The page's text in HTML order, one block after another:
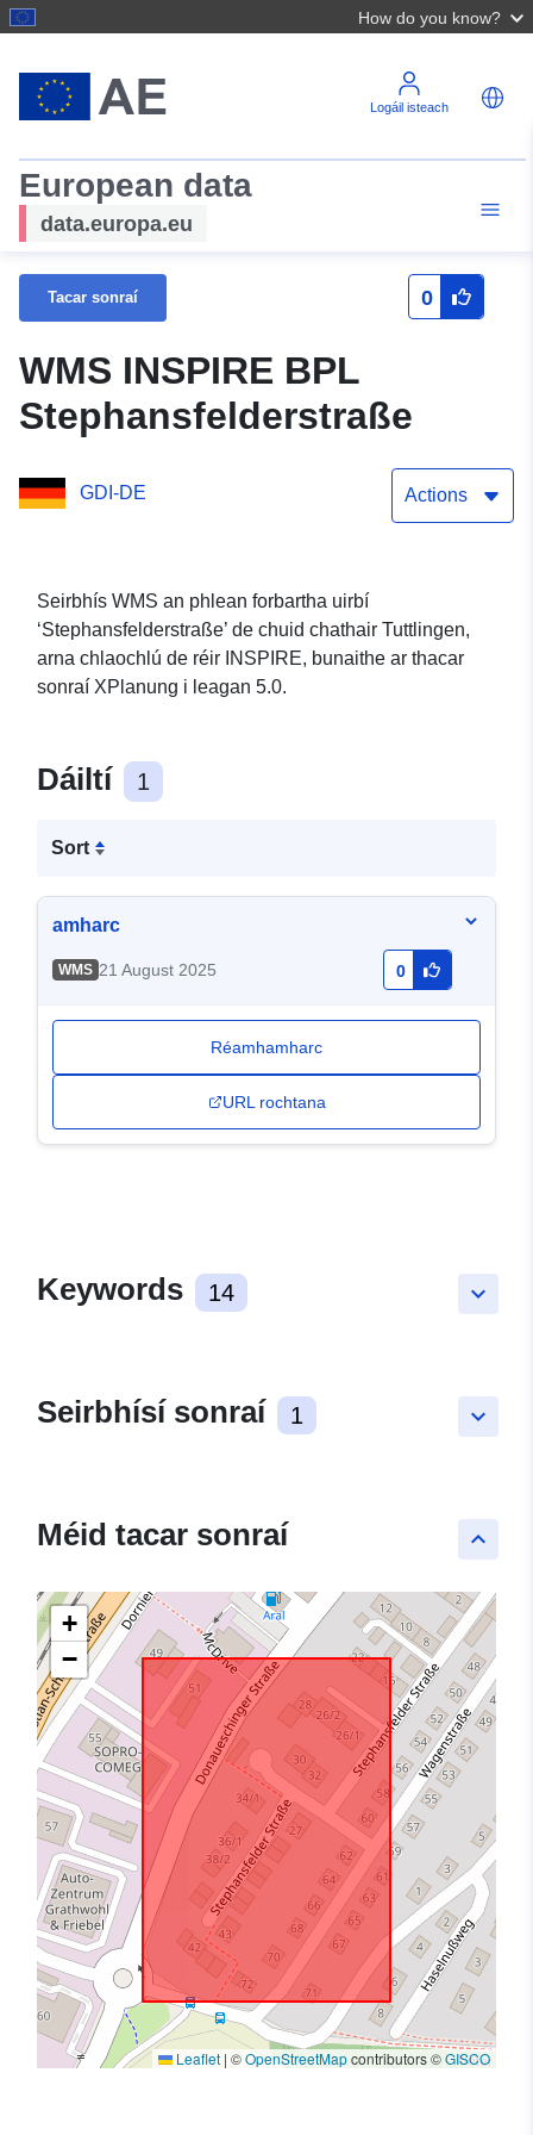
How do you know?
Logáil isteach
European data
data.europa.eu
Tacar sonraí 0
WMS INSPIRE BPL
Stephansfelderstraße
GDI-DE Actions
Seirbhís WMS an phlean forbartha uirbí
‘Stephansfelderstraße’ de chuid chathair Tuttlingen,
arna chlaochlú de réir INSPIRE, bunaithe ar thacar
sonraí XPlanung i leagan 5.0.
Dáiltí 1
Sort
amharc
WMS 21 August 2025 0
Réamhamharc
URL rochtana
keyboard_arrow_down
Keywords 14
keyboard_arrow_down
Seirbhísí sonraí 1
keyboard_arrow_up
Méid tacar sonraí
+
−
Leaflet | ©OpenStreetMapcontributors ©GISCO